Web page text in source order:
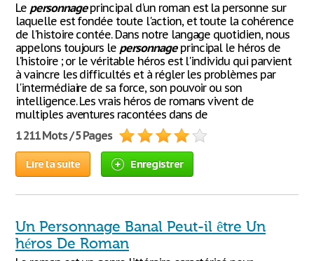
Le personnageprincipal d'un roman est la personne sur
laquelle est fondée toute l'action, et toute la cohérence
de l'histoire contée. Dans notre langage quotidien, nous
appelons toujours le personnageprincipal le héros de
l'histoire ; or le véritable héros est l'individu qui parvient
à vaincre les difficultés et à régler les problèmes par
l'intermédiaire de sa force, son pouvoir ou son
intelligence. Les vrais héros de romans vivent de
multiples aventures racontées dans de
1 211 Mots / 5 Pages
Lire la suite Enregistrer
Un Personnage Banal Peut-il être Un
héros De Roman